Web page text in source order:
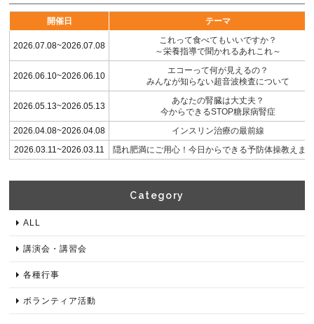
開催日 テーマ
2026.07.08~2026.07.08
これって食べてもいいですか？
～栄養指導で聞かれるあれこれ～
2026.06.10~2026.06.10
エコーって何が見えるの？
みんなが知らない超音波検査について
2026.05.13~2026.05.13
あなたの腎臓は大丈夫？
今からできるSTOP糖尿病腎症
2026.04.08~2026.04.08
インスリン治療の最前線
2026.03.11~2026.03.11
隠れ肥満にご用心！今日からできる予防体操教えま
Category​
ALL
講演会・講習会
各種⾏事
ボランティア活動